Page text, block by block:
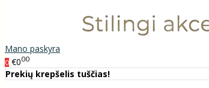
Mano paskyra
0 €000
Prekių krepšelis tuščias!